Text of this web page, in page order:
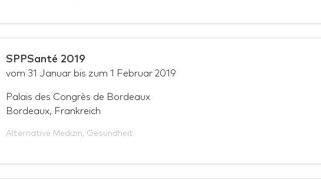
SPPSanté 2019
vom 31 Januarbis zum 1 Februar 2019
Palais des Congrès de Bordeaux
Bordeaux, Frankreich
Alternative Medizin, Gesundheit